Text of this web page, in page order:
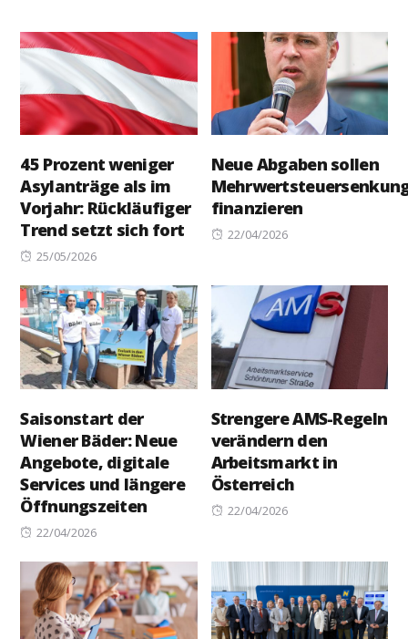
45 Prozent weniger
Asylanträge als im
Vorjahr: Rückläufiger
Trend setzt sich fort
Posted
25/05/2026
Neue Abgaben sollen
finanzieren
Posted
22/04/2026
Saisonstart der
Wiener Bäder: Neue
Angebote, digitale
Services und längere
Öffnungszeiten
Posted
22/04/2026
Strengere AMS-Regeln
verändern den
Arbeitsmarkt in
Österreich
Posted
22/04/2026